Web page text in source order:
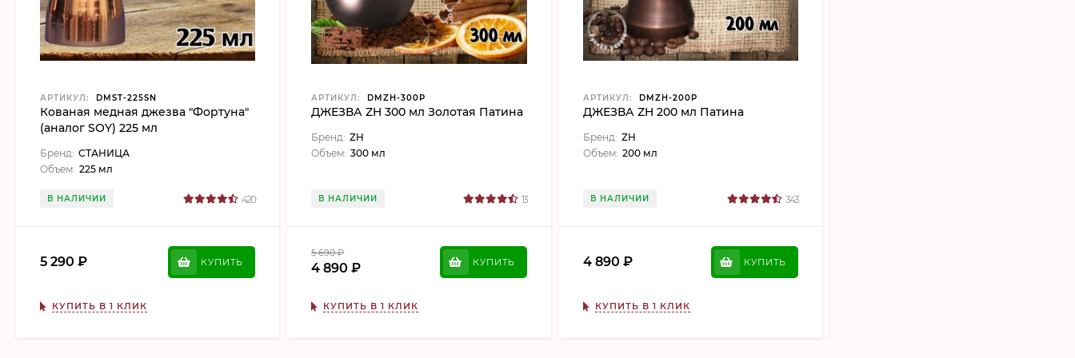
АРТИКУЛ: DMST-225SN
Кованая медная джезва "Фортуна"
(аналог SOY) 225 мл
Бренд: СТАНИЦА
Объем: 225 мл
В НАЛИЧИИ 420
5 290 ₽ КУПИТЬ
КУПИТЬ В 1 КЛИК
АРТИКУЛ: DMZH-300P
ДЖЕЗВА ZH 300 мл Золотая Патина
Бренд: ZH
Объем: 300 мл
В НАЛИЧИИ 13
5 690₽
4 890₽ КУПИТЬ
КУПИТЬ В 1 КЛИК
АРТИКУЛ: DMZH-200P
ДЖЕЗВА ZH 200 мл Патина
Бренд: ZH
Объем: 200 мл
В НАЛИЧИИ 343
4 890 ₽ КУПИТЬ
КУПИТЬ В 1 КЛИК